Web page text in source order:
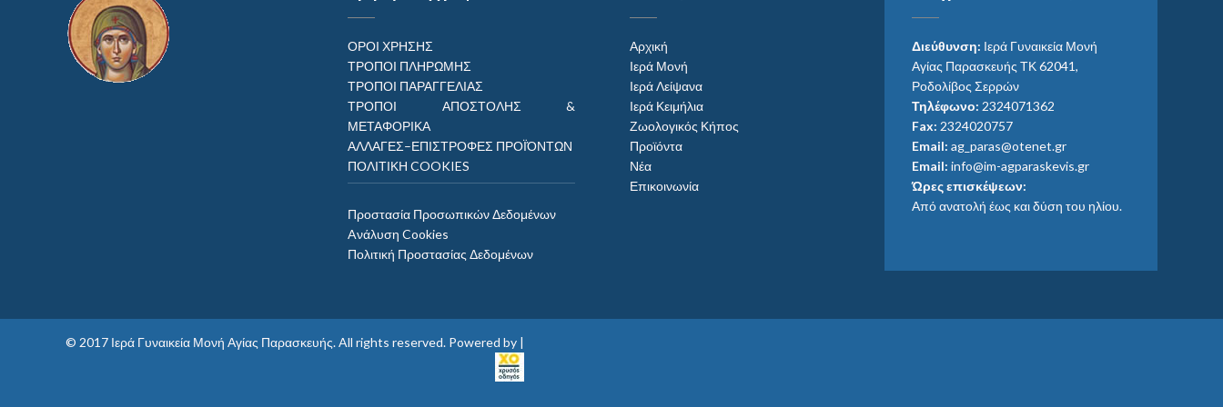
ΟΡΟΙ ΧΡΗΣΗΣ
ΤΡΟΠΟΙ ΠΛΗΡΩΜΗΣ
ΤΡΟΠΟΙ ΠΑΡΑΓΓΕΛΙΑΣ
ΤΡΟΠΟΙ ΑΠΟΣΤΟΛΗΣ &
ΜΕΤΑΦΟΡΙΚΑ
ΑΛΛΑΓΕΣ–ΕΠΙΣΤΡΟΦΕΣ ΠΡΟΪΌΝΤΩΝ
ΠΟΛΙΤΙΚΗ COOKIES
Προστασία Προσωπικών Δεδομένων
Aνάλυση Cookies
Πολιτική Προστασίας Δεδομένων
Αρχική
Ιερά Μονή
Ιερά Λείψανα
Ιερά Κειμήλια
Ζωολογικός Κήπος
Προϊόντα
Νέα
Επικοινωνία
Διεύθυνση: Ιερά Γυναικεία Μονή
Αγίας Παρασκευής ΤΚ 62041,
Ροδολίβος Σερρών
Τηλέφωνο: 2324071362
Fax: 2324020757
Email: ag_paras@otenet.gr
Email: info@im-agparaskevis.gr
Ώρες επισκέψεων:
Από ανατολή έως και δύση του ηλίου.
© 2017 Ιερά Γυναικεία Μονή Αγίας Παρασκευής. All rights reserved. Powered by |